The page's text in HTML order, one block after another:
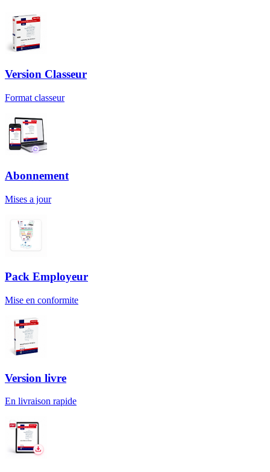
Version Classeur
Format classeur
Abonnement
Mises a jour
Pack Employeur
Mise en conformite
Version livre
En livraison rapide